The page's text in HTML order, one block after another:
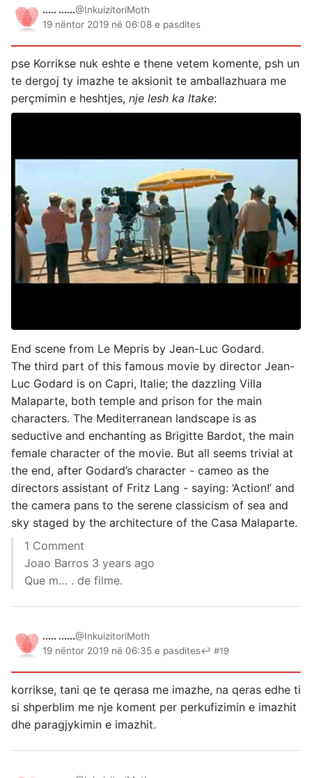
..... ......@InkuizitoriMoth
19 nëntor 2019 në 06:08 e pasdites
pse Korrikse nuk eshte e thene vetem komente, psh un
te dergoj ty imazhe te aksionit te amballazhuara me
perçmimin e heshtjes, nje lesh ka Itake:
End scene from Le Mepris by Jean-Luc Godard.
The third part of this famous movie by director Jean-
Luc Godard is on Capri, Italie; the dazzling Villa
Malaparte, both temple and prison for the main
characters. The Mediterranean landscape is as
seductive and enchanting as Brigitte Bardot, the main
female character of the movie. But all seems trivial at
the end, after Godard’s character - cameo as the
directors assistant of Fritz Lang - saying: ‘Action!’ and
the camera pans to the serene classicism of sea and
sky staged by the architecture of the Casa Malaparte.
1 Comment
Joao Barros 3 years ago
Que m… . de filme.
..... ......@InkuizitoriMoth
19 nëntor 2019 në 06:35 e pasdites↩ #19
korrikse, tani qe te qerasa me imazhe, na qeras edhe ti
si shperblim me nje koment per perkufizimin e imazhit
dhe paragjykimin e imazhit.